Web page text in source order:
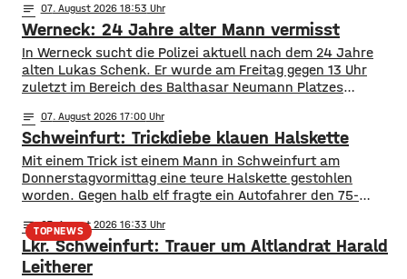
notes 07. August 2026 18:53
Werneck: 24 Jahre alter Mann vermisst
In Werneck sucht die Polizei aktuell nach dem 24 Jahre
alten Lukas Schenk. Er wurde am Freitag gegen 13 Uhr
zuletzt im Bereich des Balthasar Neumann Platzes
Suchmaßnahmen der Polizei sind bislang ohne Erfolg
geblieben. Deswegen bitten die Ermittler jetzt um Hinweise
aus der Bevölkerung. Lukas Schenk könnte
notes 07. August 2026 17:00
Schweinfurt: Trickdiebe klauen Halskette
Mit einem Trick ist einem Mann in Schweinfurt am
Donnerstagvormittag eine teure Halskette gestohlen
worden. Gegen halb elf fragte ein Autofahrer den 75-
Frau aus dem Auto, bedankte sich, umarmte den Senior
und hängte ihm eine wertlose Kette um. Nachdem das Paar
weitergefahren war, bemerkte der 75-Jährige,
TOPNEWS
notes 07. August 2026 16:33
Lkr. Schweinfurt: Trauer um Altlandrat Harald
Leitherer